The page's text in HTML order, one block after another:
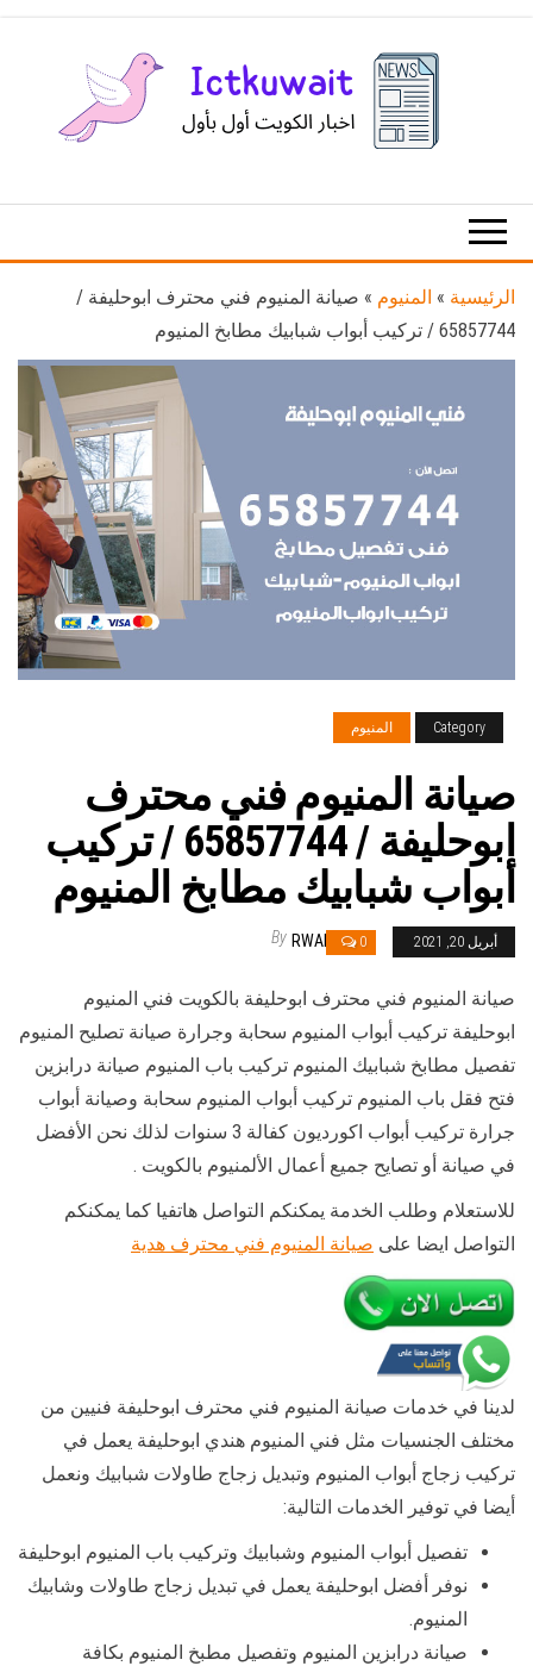
الكويت
الرئيسية » المنيوم » صيانة المنيوم فني محترف ابوحليفة /
65857744 / تركيب أبواب شبابيك مطابخ المنيوم
Category المنيوم
صيانة المنيوم فني محترف
ابوحليفة / 65857744 / تركيب
أبواب شبابيك مطابخ المنيوم
أبريل 20, 2021 0
By RWAN
صيانة المنيوم فني محترف ابوحليفة بالكويت فني المنيوم
ابوحليفة تركيب أبواب المنيوم سحابة وجرارة صيانة تصليح المنيوم
تفصيل مطابخ شبابيك المنيوم تركيب باب المنيوم صيانة درابزين
فتح فقل باب المنيوم تركيب أبواب المنيوم سحابة وصيانة أبواب
جرارة تركيب أبواب اكورديون كفالة 3 سنوات لذلك نحن الأفضل
في صيانة أو تصايح جميع أعمال الألمنيوم بالكويت .
للاستعلام وطلب الخدمة يمكنكم التواصل هاتفيا كما يمكنكم
التواصل ايضا على صيانة المنيوم فني محترف هدية
لدينا في خدمات صيانة المنيوم فني محترف ابوحليفة فنيين من
مختلف الجنسيات مثل فني المنيوم هندي ابوحليفة يعمل في
تركيب زجاج أبواب المنيوم وتبديل زجاج طاولات شبابيك ونعمل
أيضا في توفير الخدمات التالية:
تفصيل أبواب المنيوم وشبابيك وتركيب باب المنيوم ابوحليفة
نوفر أفضل ابوحليفة يعمل في تبديل زجاج طاولات وشابيك
المنيوم.
صيانة درابزين المنيوم وتفصيل مطبخ المنيوم بكافة